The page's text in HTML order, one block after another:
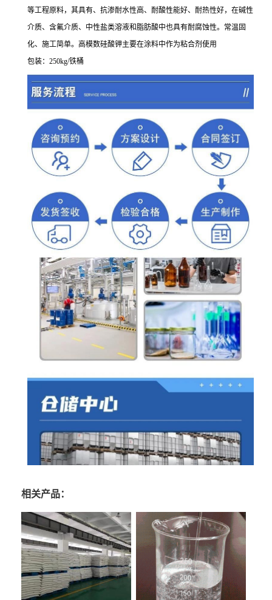
等工程原料，其具有、抗渗耐水性高、耐酸性能好、耐热性好，在碱性
介质、含氟介质、中性盐类溶液和脂肪酸中也具有耐腐蚀性。常温固
化、施工简单。高模数硅酸钾主要在涂料中作为粘合剂使用
包装：250kg/铁桶
相关产品：